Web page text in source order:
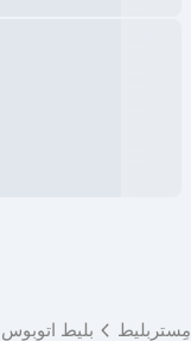
مِستربلیط بلیط اتوبوس